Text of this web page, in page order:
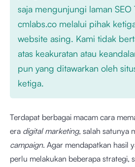
saja mengunjungi laman SEO
cmlabs.co melalui pihak
website asing. Kami tidak
atas keakuratan atau
pun yang ditawarkan oleh
ketiga.
Terdapat berbagai macam cara
era digital marketing, salah satunya
campaign. Agar mendapatkan hasil
perlu melakukan beberapa strategi,